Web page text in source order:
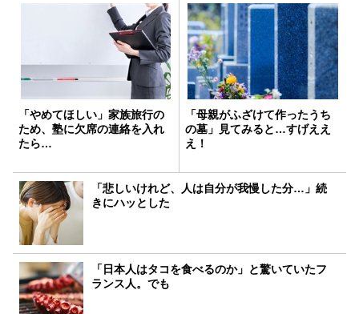
「やめてほしい」家族旅行の
ため、塾に欠席の連絡を入れ
たら…
「母親がふざけて作ったうち
の墓」見てみると…すげええ
え！
「悲しいけれど、人は自分が我慢した分…」続
きにハッとした
「日本人はタコを食べるのか」と驚いていたフ
ランス人。でも